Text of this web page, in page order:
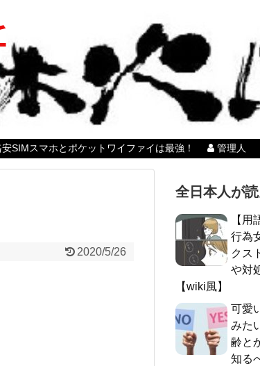
SIMスマホとポケットワイファイは最強！ 管理人
2020/5/26
全日本人が
【
行為
クス
や対
【wiki風】
可愛
みた
齢と
知る